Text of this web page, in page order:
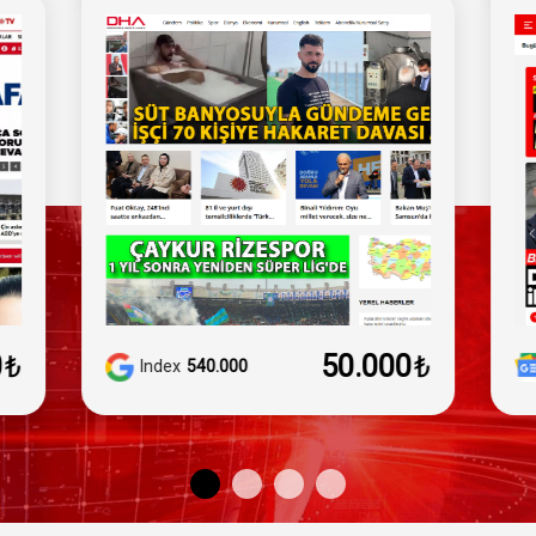
₺ Index 540.000
DA/PA 66/53
Site Yaşı 26 yıl
50.000₺